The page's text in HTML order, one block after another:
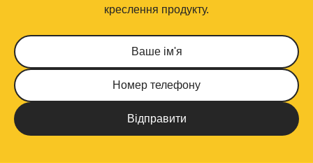
креслення продукту.